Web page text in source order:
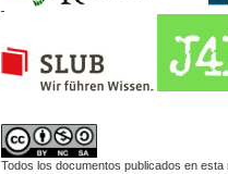
Todos los documentos publicados en